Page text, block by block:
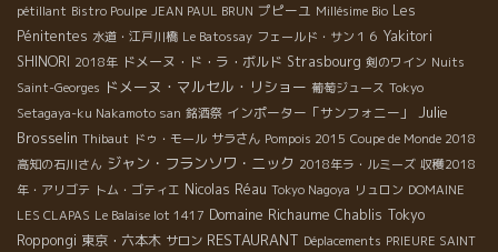
pétillant Bistro Poulpe JEAN PAUL BRUN プピーユ Millésime Bio Les
Pénitentes 水道・江戸川橋 Le Batossay フェールド・サン１６ Yakitori
SHINORI 2018年 ドメーヌ・ド・ラ・ボルド Strasbourg 剣のワイン Nuits
Saint-Georges ドメーヌ・マルセル・リショー 葡萄ジュース Tokyo
Setagaya-ku Nakamoto san 銘酒祭 インポーター「サンフォニー」
Julie
Brosselin Thibaut ドゥ・モール サラさん Pompois 2015 Coupe de Monde 2018
高知の石川さん ジャン・フランソワ・ニック 2018年ラ・ルミーズ 収穫2018
年・アリゴテ トム・ゴティエ Nicolas Réau Tokyo Nagoya リュロン DOMAINE
LES CLAPAS Le Balaise lot 1417 Domaine Richaume Chablis Tokyo
Roppongi 東京・六本木 サロン RESTAURANT Déplacements PRIEURE SAINT